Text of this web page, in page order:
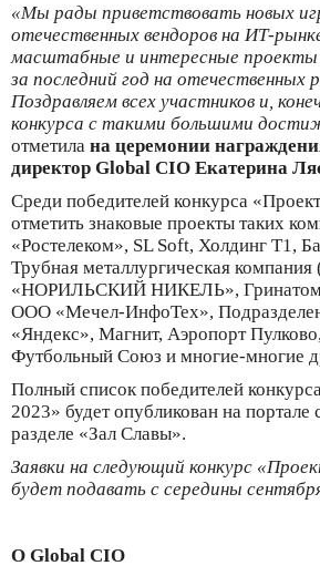
«Мы рады приветствовать новых
отечественных вендоров на ИТ-
масштабные и интересные проекты
за последний год на отечественных
Поздравляем всех участников и,
конкурса с такими большими
отметила на церемонии
директор Global CIO Екатерина
Среди победителей конкурса
отметить знаковые проекты таких
«Ростелеком», SL Soft, Холдинг Т1,
Трубная металлургическая
«НОРИЛЬСКИЙ НИКЕЛЬ»,
ООО «Мечел-ИнфоТех»,
«Яндекс», Магнит, Аэропорт
Футбольный Союз и многие-многие
Полный список победителей
2023» будет опубликован на портале
разделе «Зал Славы».
Заявки на следующий конкурс
будет подавать с середины
О Global CIO